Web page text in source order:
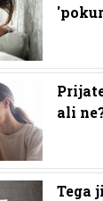
ali
Tega